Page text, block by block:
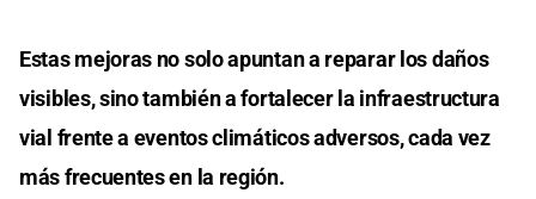
Estas mejoras no solo apuntan a reparar los daños
visibles, sino también a fortalecer la infraestructura
vial frente a eventos climáticos adversos, cada vez
más frecuentes en la región.